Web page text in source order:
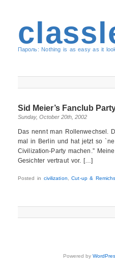
Пароль: Nothing is as easy as it
Sid Meier’s Fanclub
Sunday, October 20th, 2002
Das nennt man Rollenwechsel.
mal in Berlin und hat jetzt so
Civilization-Party machen.”
Gesichter vertraut vor. […]
Posted in civilization ,Cut-up &
Powered by